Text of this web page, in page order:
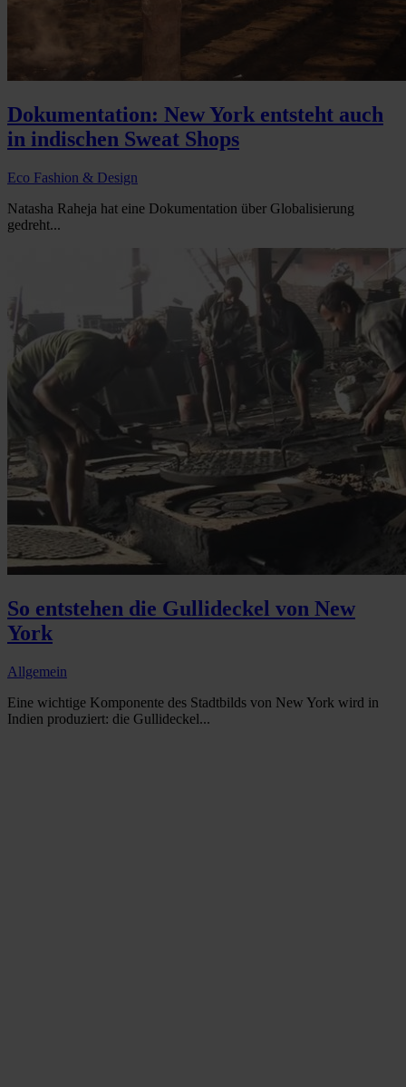
Dokumentation: New York entsteht auch
in indischen Sweat Shops
Eco Fashion & Design
Natasha Raheja hat eine Dokumentation über Globalisierung
gedreht...
So entstehen die Gullideckel von New
York
Allgemein
Eine wichtige Komponente des Stadtbilds von New York wird in
Indien produziert: die Gullideckel...